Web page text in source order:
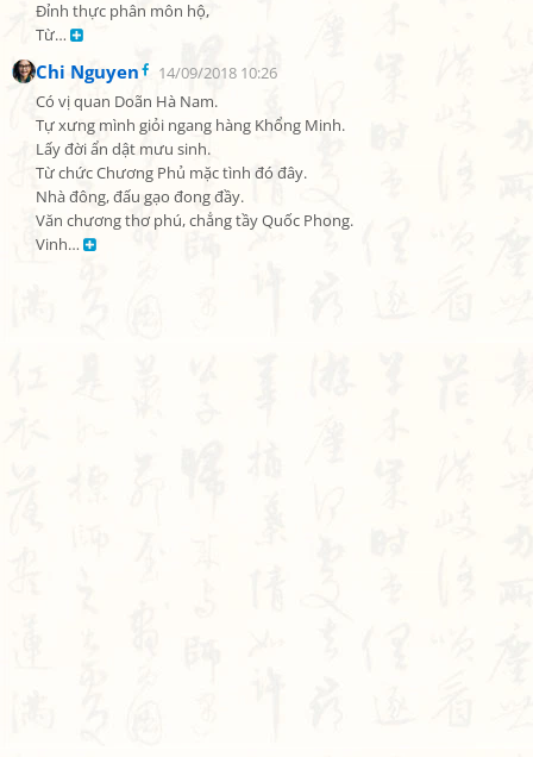
Đỉnh thực phân môn hộ,
Từ…
Chi Nguyen
14/09/2018 10:26
Có vị quan Doãn Hà Nam.
Tự xưng mình giỏi ngang hàng Khổng Minh.
Lấy đời ẩn dật mưu sinh.
Từ chức Chương Phủ mặc tình đó đây.
Nhà đông, đấu gạo đong đầy.
Văn chương thơ phú, chẳng tầy Quốc Phong.
Vinh…